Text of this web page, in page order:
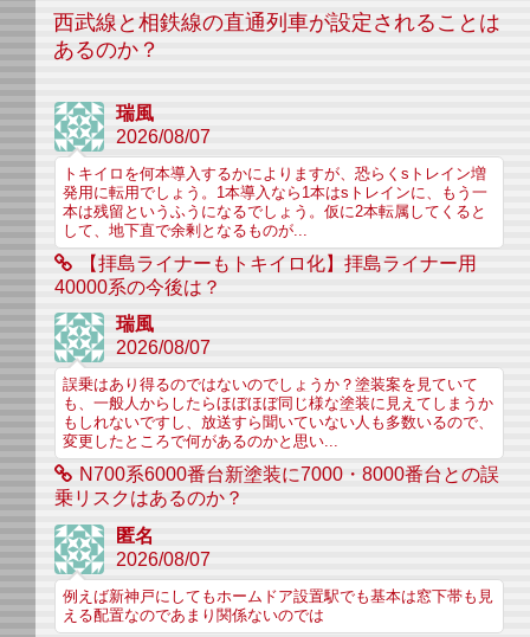
西武線と相鉄線の直通列車が設定されることは
あるのか？
瑞風
2026/08/07
トキイロを何本導入するかによりますが、恐らくsトレイン増
発用に転用でしょう。1本導入なら1本はsトレインに、もう一
本は残留というふうになるでしょう。仮に2本転属してくると
して、地下直で余剰となるものが...
【拝島ライナーもトキイロ化】拝島ライナー用
40000系の今後は？
瑞風
2026/08/07
誤乗はあり得るのではないのでしょうか？塗装案を見ていて
も、一般人からしたらほぼほぼ同じ様な塗装に見えてしまうか
もしれないですし、放送すら聞いていない人も多数いるので、
変更したところで何があるのかと思い...
N700系6000番台新塗装に7000・8000番台との誤
乗リスクはあるのか？
匿名
2026/08/07
例えば新神戸にしてもホームドア設置駅でも基本は窓下帯も見
える配置なのであまり関係ないのでは